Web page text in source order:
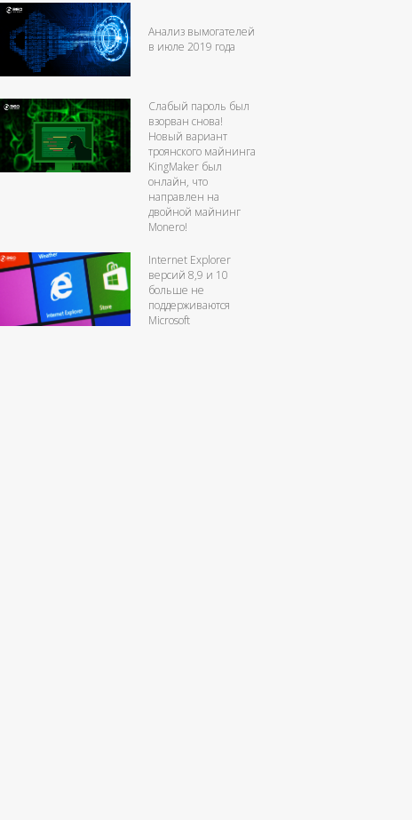
Анализ вымогателей
в июле 2019 года
Слабый пароль был
взорван снова!
Новый вариант
троянского майнинга
KingMaker был
онлайн, что
направлен на
двойной майнинг
Monero!
Internet Explorer
версий 8,9 и 10
больше не
поддерживаются
Microsoft